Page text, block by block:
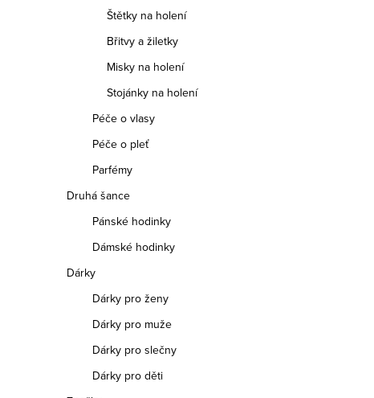
Štětky na holení
Břitvy a žiletky
Misky na holení
Stojánky na holení
Péče o vlasy
Péče o pleť
Parfémy
Druhá šance
Pánské hodinky
Dámské hodinky
Dárky
Dárky pro ženy
Dárky pro muže
Dárky pro slečny
Dárky pro děti